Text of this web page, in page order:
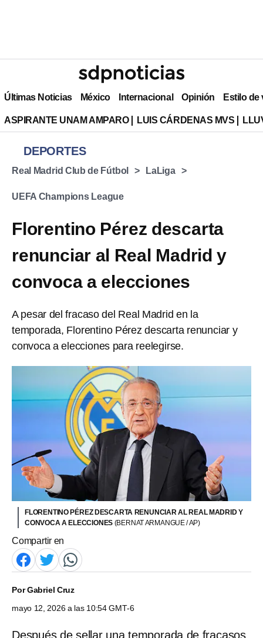
Últimas Noticias México Internacional Opinión Estilo de
ASPIRANTE UNAM AMPARO LUIS CÁRDENAS MVS
DEPORTES
Real Madrid Club de Fútbol LaLiga
UEFA Champions League
Florentino Pérez descarta
renunciar al Real Madrid y
convoca a elecciones
A pesar del fracaso del Real Madrid en la
temporada, Florentino Pérez descarta renunciar y
convoca a elecciones para reelegirse.
FLORENTINO PÉREZ DESCARTA RENUNCIAR AL REAL MADRID Y
CONVOCA A ELECCIONES (BERNAT ARMANGUE / AP)
Compartir en
PorGabriel Cruz
mayo 12, 2026 a las 10:54 GMT-6
Después de sellar una temporada de fracasos